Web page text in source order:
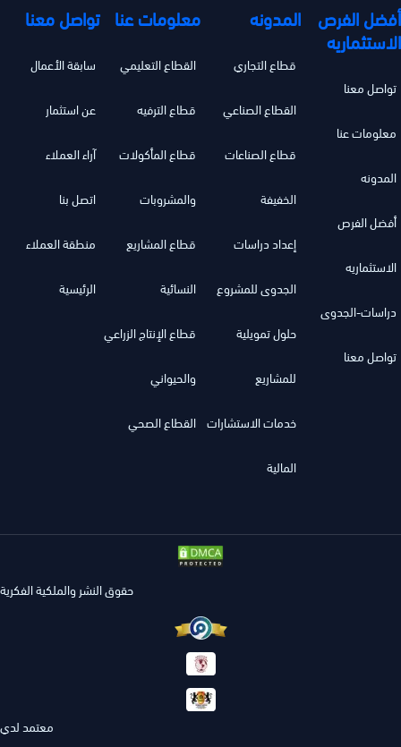
تواصل معنا
سابقة الأعمال
عن استثمار
آراء العملاء
اتصل بنا
منطقة العملاء
الرئيسية
معلومات عنا
القطاع التعليمي
قطاع الترفيه
قطاع المأكولات
والمشروبات
قطاع المشاريع
النسائية
قطاع الإنتاج الزراعي
والحيواني
القطاع الصحي
المدونه
قطاع التجاري
القطاع الصناعي
قطاع الصناعات
الخفيفة
إعداد دراسات
الجدوى للمشروع
حلول تمويلية
للمشاريع
خدمات الاستشارات
المالية
أفضل الفرص
الاستثماريه
تواصل معنا
معلومات عنا
المدونه
أفضل الفرص
الاستثماريه
دراسات-الجدوى
تواصل معنا
حقوق النشر والملكية الفكرية
معتمد لدي